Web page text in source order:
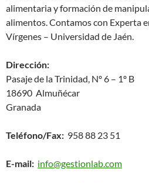
alimentaria y formación de
alimentos. Contamos con Experta
Vírgenes – Universidad de Jaén.
Dirección:
Pasaje de la Trinidad, Nº 6 – 1º B
18690 Almuñécar
Granada
Teléfono/Fax: 958 88 23 51
E-mail: info@gestionlab.com